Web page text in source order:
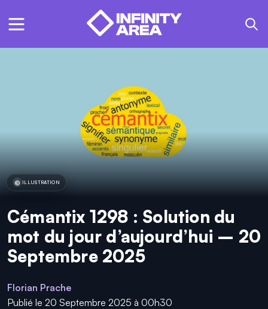
ILLUSTRATION
Cémantix 1298 : Solution du
mot du jour d’aujourd’hui – 20
Septembre 2025
Florian Prache
Publié le 20 Septembre 2025 à 00h30